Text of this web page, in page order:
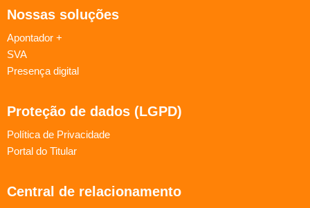
Nossas soluções
Apontador +
SVA
Presença digital
Proteção de dados (LGPD)
Política de Privacidade
Portal do Titular
Central de relacionamento